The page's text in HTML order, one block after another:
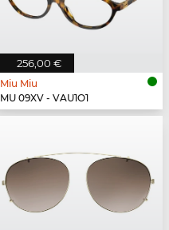
256,00 €
Miu Miu
MU 09XV - VAU1O1